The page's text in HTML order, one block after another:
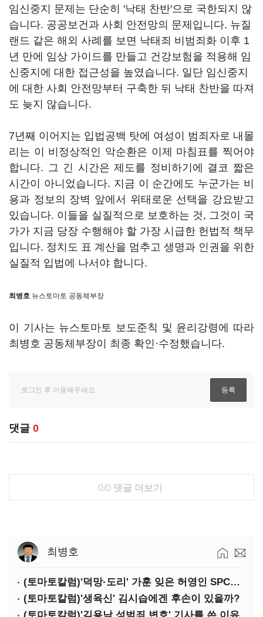
임신중지 문제는 단순히 '낙태 찬반'으로 국한되지 않
습니다. 공공보건과 사회 안전망의 문제입니다. 뉴질
랜드 같은 해외 사례를 보면 낙태죄 비범죄화 이후 1
년 만에 임상 가이드를 만들고 건강보험을 적용해 임
신중지에 대한 접근성을 높였습니다. 일단 임신중지
에 대한 사회 안전망부터 구축한 뒤 낙태 찬반을 따져
도 늦지 않습니다.
7년째 이어지는 입법공백 탓에 여성이 범죄자로 내몰
리는 이 비정상적인 악순환은 이제 마침표를 찍어야
합니다. 그 긴 시간은 제도를 정비하기에 결코 짧은
시간이 아니었습니다. 지금 이 순간에도 누군가는 비
용과 정보의 장벽 앞에서 위태로운 선택을 강요받고
있습니다. 이들을 실질적으로 보호하는 것, 그것이 국
가가 지금 당장 수행해야 할 가장 시급한 헌법적 책무
입니다. 정치도 표 계산을 멈추고 생명과 인권을 위한
실질적 입법에 나서야 합니다.
최병호 뉴스토마토 공동체부장
이 기사는 뉴스토마토 보도준칙 및 윤리강령에 따라
최병호 공동체부장이 최종 확인·수정했습니다.
댓글 0
0/0 댓글 더보기
최병호
(토마토칼럼)'덕망·도리' 가훈 잊은 허영인 SPC그룹 회장
(토마토칼럼)'생육신' 김시습에겐 후손이 있을까?